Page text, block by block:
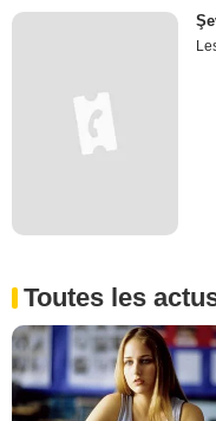
Toutes les